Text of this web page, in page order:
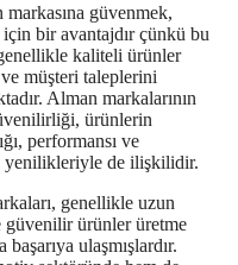
güvenmek,
bir avantajdır çünkü bu
kaliteli ürünler
müşteri taleplerini
Alman markalarının
ürünlerin
performansı ve
de ilişkilidir.
genellikle uzun
güvenilir ürünler üretme
başarıya ulaşmışlardır.